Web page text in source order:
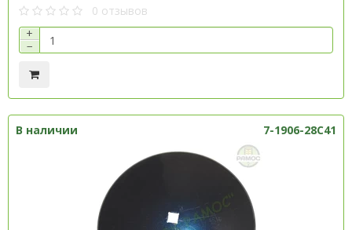
0 отзывов
+
−
В наличии 7-1906-28C41